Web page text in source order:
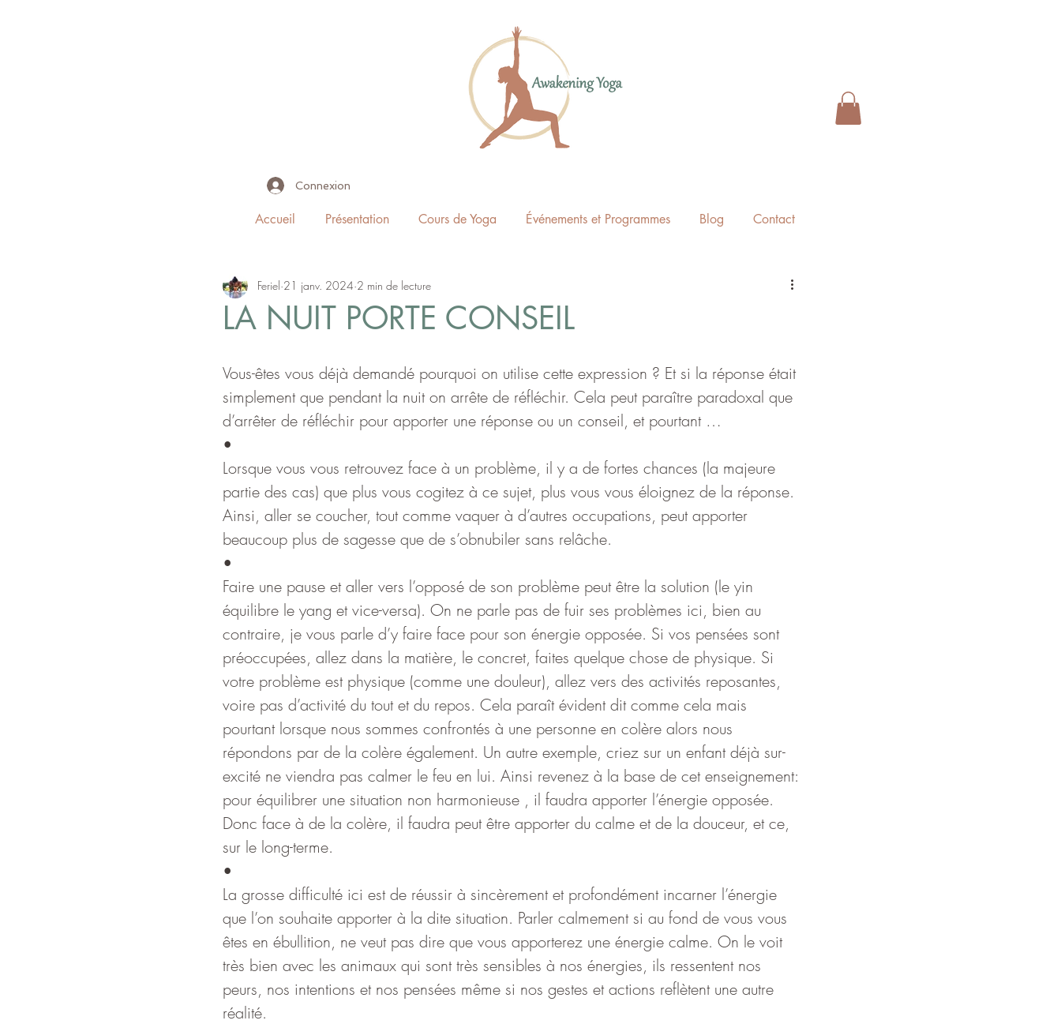
Connexion
Accueil Présentation Cours de Yoga Événements et Programmes Blog Contact
LA NUIT PORTE CONSEIL
Feriel 21 janv. 2024 2 min de lecture
Vous-êtes vous déjà demandé pourquoi on utilise cette expression ? Et si la réponse était
simplement que pendant la nuit on arrête de réfléchir. Cela peut paraître paradoxal que
d’arrêter de réfléchir pour apporter une réponse ou un conseil, et pourtant …
•
Lorsque vous vous retrouvez face à un problème, il y a de fortes chances (la majeure
partie des cas) que plus vous cogitez à ce sujet, plus vous vous éloignez de la réponse.
Ainsi, aller se coucher, tout comme vaquer à d’autres occupations, peut apporter
beaucoup plus de sagesse que de s’obnubiler sans relâche.
•
Faire une pause et aller vers l’opposé de son problème peut être la solution (le yin
équilibre le yang et vice-versa). On ne parle pas de fuir ses problèmes ici, bien au
contraire, je vous parle d’y faire face pour son énergie opposée. Si vos pensées sont
préoccupées, allez dans la matière, le concret, faites quelque chose de physique. Si
votre problème est physique (comme une douleur), allez vers des activités reposantes,
voire pas d’activité du tout et du repos. Cela paraît évident dit comme cela mais
pourtant lorsque nous sommes confrontés à une personne en colère alors nous
répondons par de la colère également. Un autre exemple, criez sur un enfant déjà sur-
excité ne viendra pas calmer le feu en lui. Ainsi revenez à la base de cet enseignement:
pour équilibrer une situation non harmonieuse , il faudra apporter l’énergie opposée.
Donc face à de la colère, il faudra peut être apporter du calme et de la douceur, et ce,
sur le long-terme.
•
La grosse difficulté ici est de réussir à sincèrement et profondément incarner l’énergie
que l’on souhaite apporter à la dite situation. Parler calmement si au fond de vous vous
êtes en ébullition, ne veut pas dire que vous apporterez une énergie calme. On le voit
très bien avec les animaux qui sont très sensibles à nos énergies, ils ressentent nos
peurs, nos intentions et nos pensées même si nos gestes et actions reflètent une autre
réalité.